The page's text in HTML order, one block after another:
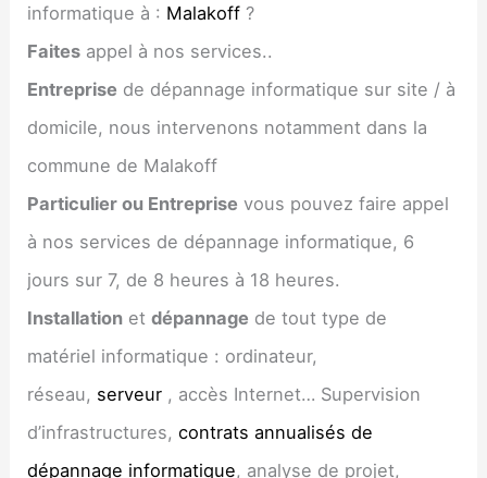
informatique à : Malakoff ?
Faites appel à nos services..
Entreprise de dépannage informatique sur site / à
domicile, nous intervenons notamment dans la
commune de Malakoff
Particulier ou Entreprise vous pouvez faire appel
à nos services de dépannage informatique, 6
jours sur 7, de 8 heures à 18 heures.
Installation etdépannage de tout type de
matériel informatique : ordinateur,
réseau, serveur , accès Internet… Supervision
d’infrastructures, contrats annualisés de
dépannage informatique, analyse de projet,